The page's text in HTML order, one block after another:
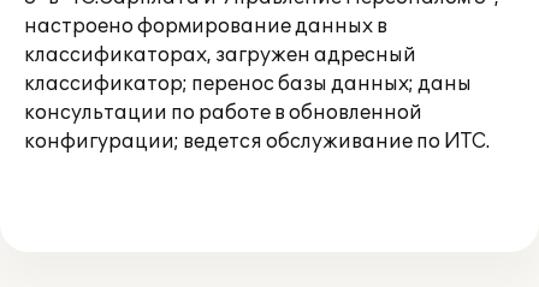
настроено формирование данных в
классификаторах, загружен адресный
классификатор; перенос базы данных; даны
консультации по работе в обновленной
конфигурации; ведется обслуживание по ИТС.